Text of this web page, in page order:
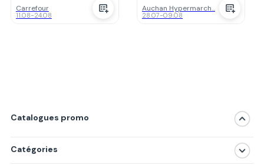
Carrefour
11.08-24.08
Auchan Hypermarch...
28.07-09.08
Catalogues promo
Catégories